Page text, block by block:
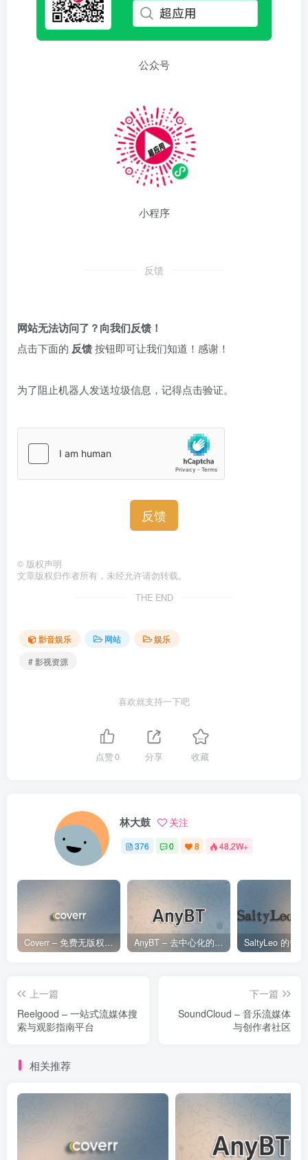
公众号
小程序
反馈
网站无法访问了？向我们反馈！
点击下面的 反馈按钮即可让我们知道！感谢！
为了阻止机器人发送垃圾信息，记得点击验证。
反馈
© 版权声明
文章版权归作者所有，未经允许请勿转载。
THE END
影音娱乐 网站
娱乐
# 影视资源
喜欢就支持一下吧
点赞0 分享 收藏
林大鼓 关注
376 0 8 48.2W+
Coverr – 免费无版权视频、音乐、图片下载网站 AnyBT – 去中心化的BT资源下载网站
上一篇
Reelgood – 一站式流媒体搜
索与观影指南平台
下一篇
SoundCloud – 音乐流媒体
与创作者社区
相关推荐